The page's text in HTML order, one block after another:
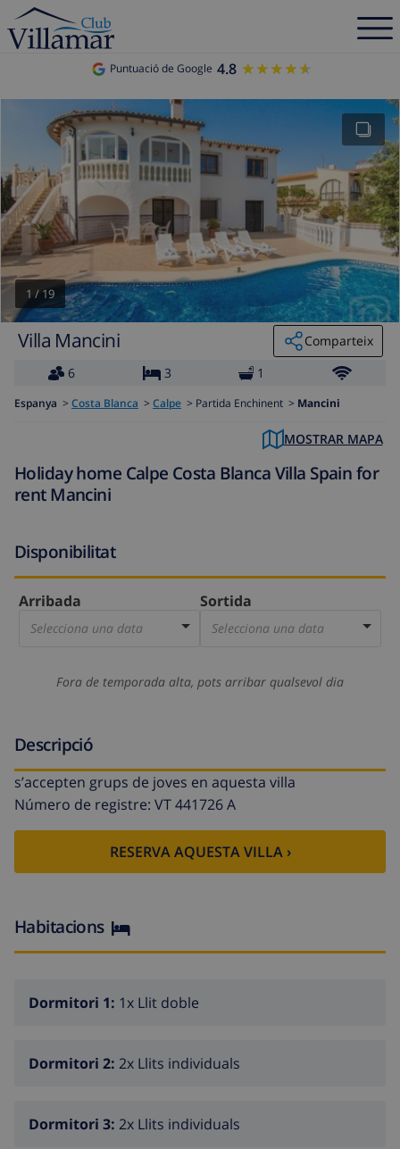
Puntuació de Google 4.8 ★★★★★
★★★★★
1 / 19
Villa Mancini
Comparteix
6
3 1
Espanya > Costa Blanca > Calpe > Partida Enchinent > Mancini
MOSTRAR MAPA
Holiday home Calpe Costa Blanca Villa Spain for
rent Mancini
Disponibilitat
Arribada
Selecciona una data
Sortida
Selecciona una data
Fora de temporada alta, pots arribar qualsevol dia
Descripció
s’accepten grups de joves en aquesta villa
Número de registre: VT 441726 A
RESERVA AQUESTA VILLA ›
Habitacions
Dormitori 1: 1x Llit doble
Dormitori 2: 2x Llits individuals
Dormitori 3: 2x Llits individuals